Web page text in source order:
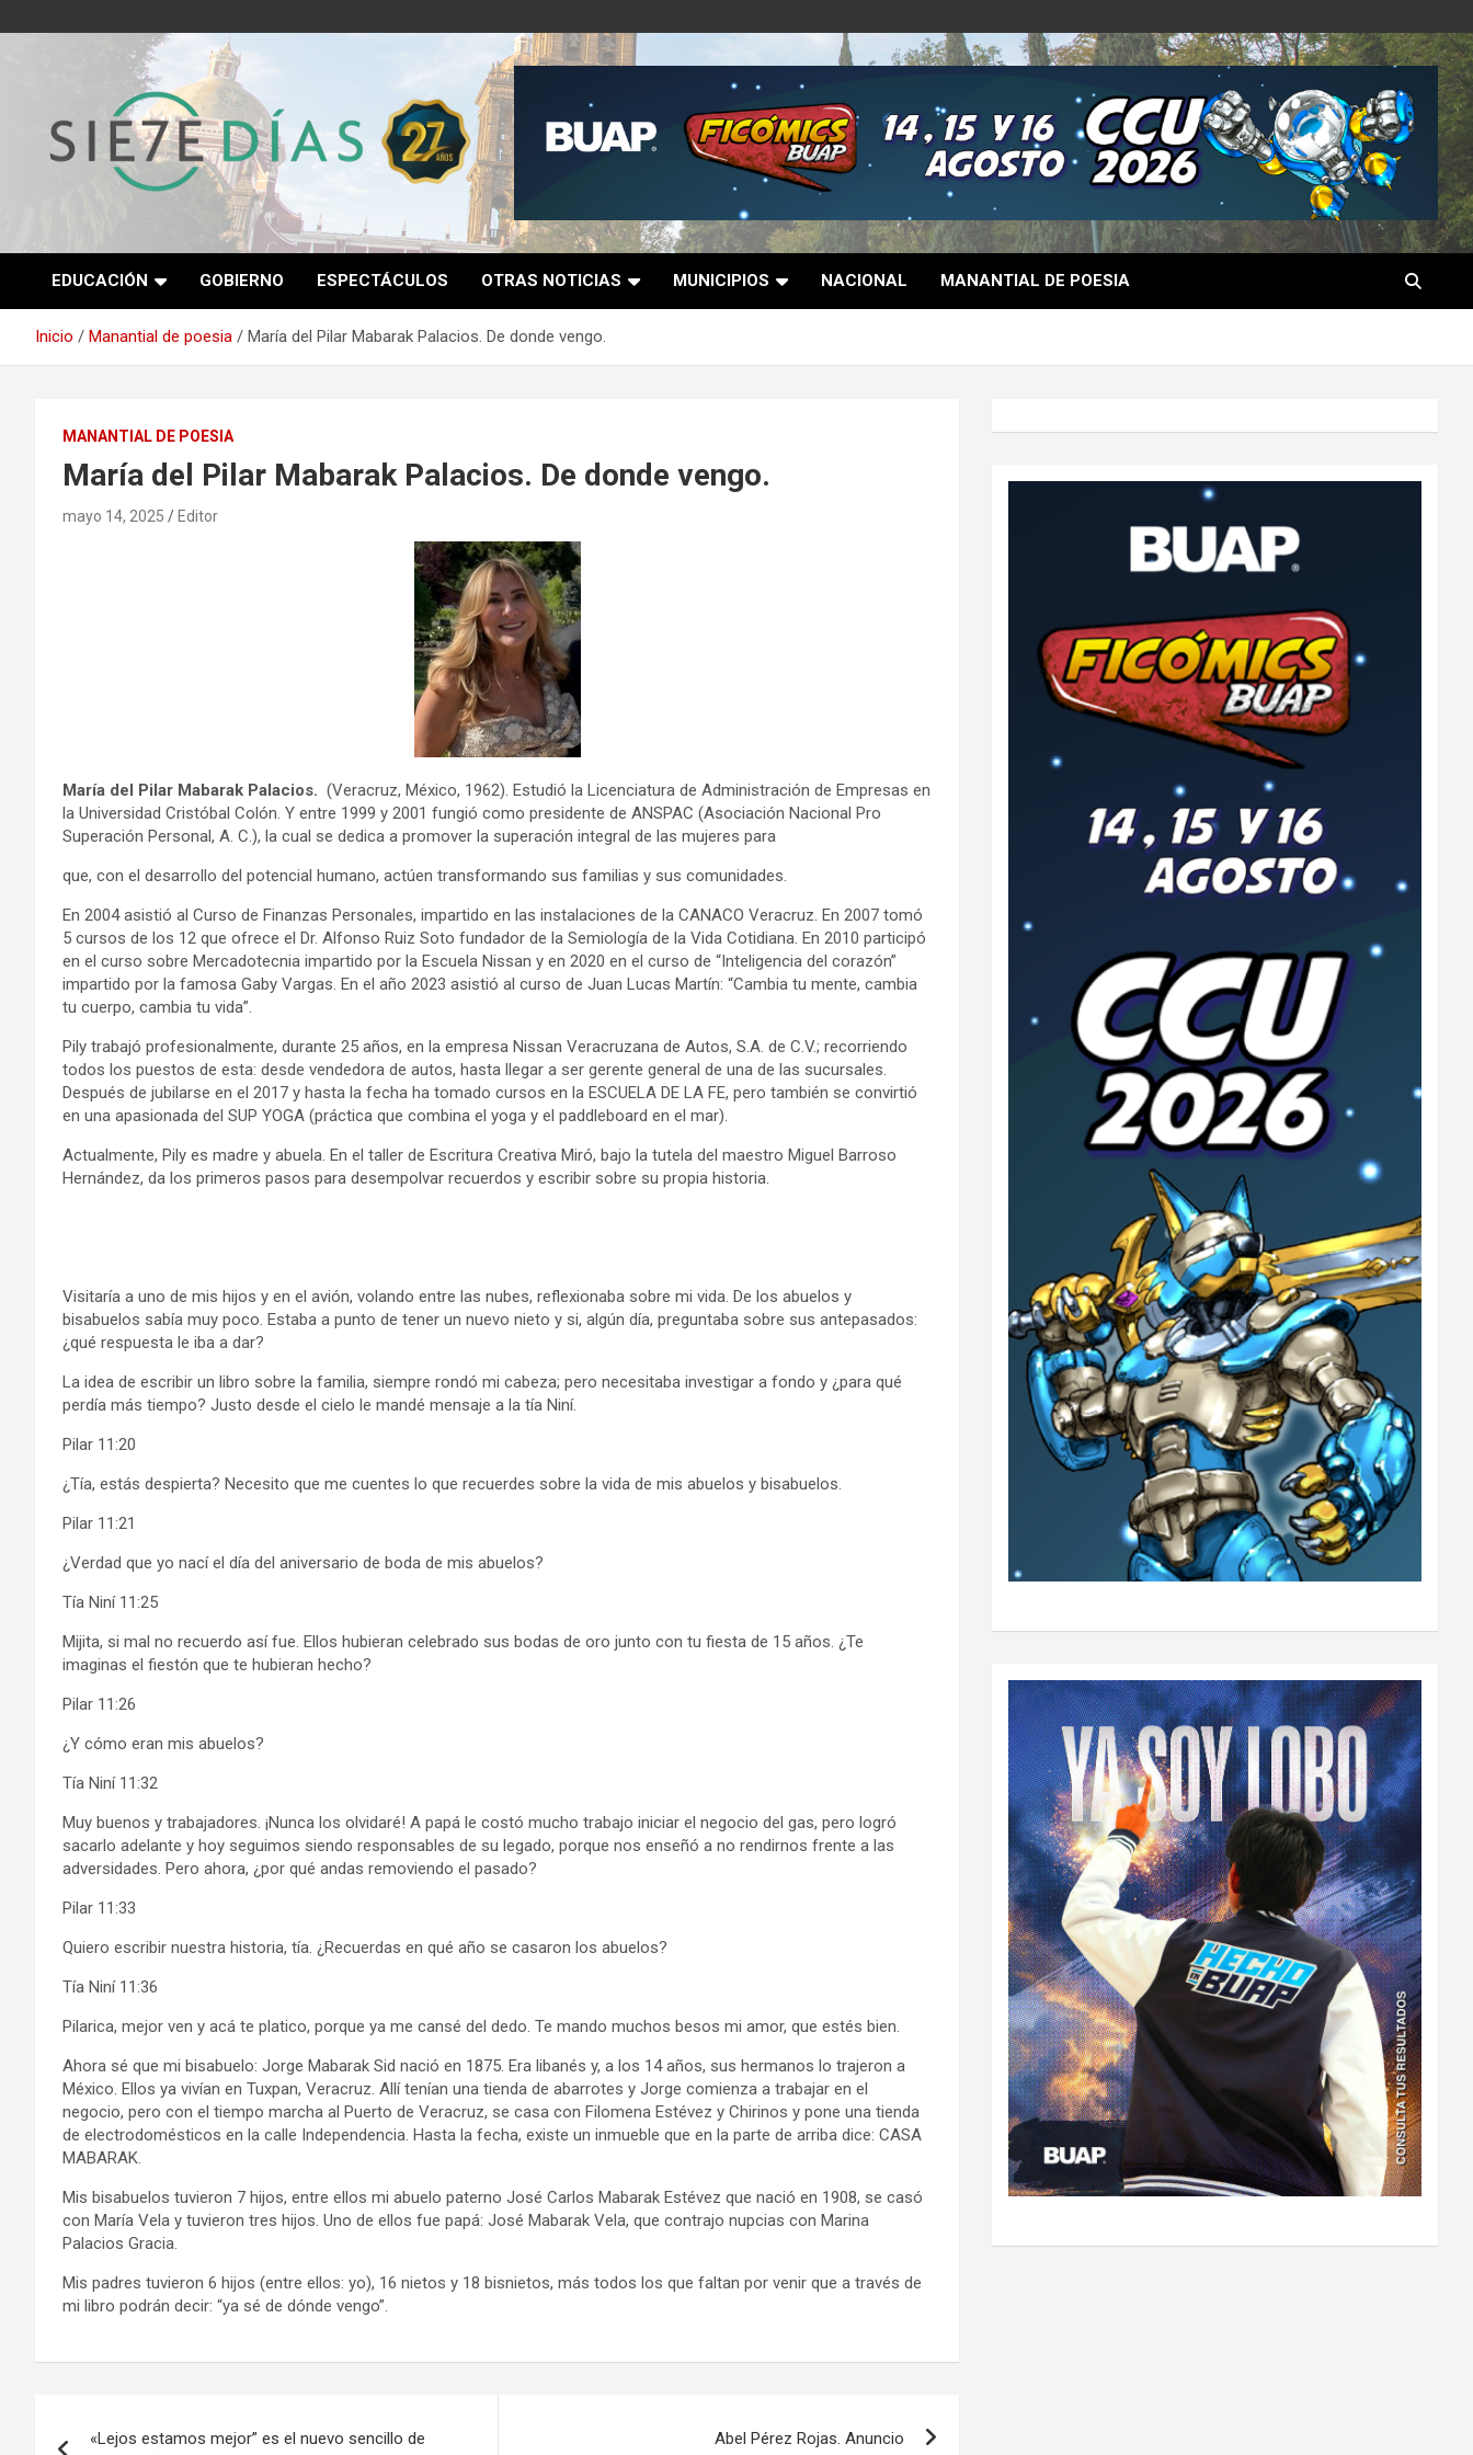
al
Semanario 7 Días
EDUCACIÓN GOBIERNO ESPECTÁCULOS OTRAS NOTICIAS MUNICIPIOS NACIONAL MANANTIAL DE POESIA
Inicio Manantial de poesia María del Pilar Mabarak Palacios. De donde vengo.
MANANTIAL DE POESIA
María del Pilar Mabarak Palacios. De donde vengo.
mayo 14, 2025 Editor
María del Pilar Mabarak Palacios. (Veracruz, México, 1962). Estudió la Licenciatura de Administración de Empresas en
la Universidad Cristóbal Colón. Y entre 1999 y 2001 fungió como presidente de ANSPAC (Asociación Nacional Pro
Superación Personal, A. C.), la cual se dedica a promover la superación integral de las mujeres para
que, con el desarrollo del potencial humano, actúen transformando sus familias y sus comunidades.
En 2004 asistió al Curso de Finanzas Personales, impartido en las instalaciones de la CANACO Veracruz. En 2007 tomó
5 cursos de los 12 que ofrece el Dr. Alfonso Ruiz Soto fundador de la Semiología de la Vida Cotidiana. En 2010 participó
en el curso sobre Mercadotecnia impartido por la Escuela Nissan y en 2020 en el curso de “Inteligencia del corazón”
impartido por la famosa Gaby Vargas. En el año 2023 asistió al curso de Juan Lucas Martín: “Cambia tu mente, cambia
tu cuerpo, cambia tu vida”.
Pily trabajó profesionalmente, durante 25 años, en la empresa Nissan Veracruzana de Autos, S.A. de C.V.; recorriendo
todos los puestos de esta: desde vendedora de autos, hasta llegar a ser gerente general de una de las sucursales.
Después de jubilarse en el 2017 y hasta la fecha ha tomado cursos en la ESCUELA DE LA FE, pero también se convirtió
en una apasionada del SUP YOGA (práctica que combina el yoga y el paddleboard en el mar).
Actualmente, Pily es madre y abuela. En el taller de Escritura Creativa Miró, bajo la tutela del maestro Miguel Barroso
Hernández, da los primeros pasos para desempolvar recuerdos y escribir sobre su propia historia.
Visitaría a uno de mis hijos y en el avión, volando entre las nubes, reflexionaba sobre mi vida. De los abuelos y
bisabuelos sabía muy poco. Estaba a punto de tener un nuevo nieto y si, algún día, preguntaba sobre sus antepasados:
¿qué respuesta le iba a dar?
La idea de escribir un libro sobre la familia, siempre rondó mi cabeza; pero necesitaba investigar a fondo y ¿para qué
perdía más tiempo? Justo desde el cielo le mandé mensaje a la tía Niní.
Pilar 11:20
¿Tía, estás despierta? Necesito que me cuentes lo que recuerdes sobre la vida de mis abuelos y bisabuelos.
Pilar 11:21
¿Verdad que yo nací el día del aniversario de boda de mis abuelos?
Tía Niní 11:25
Mijita, si mal no recuerdo así fue. Ellos hubieran celebrado sus bodas de oro junto con tu fiesta de 15 años. ¿Te
imaginas el fiestón que te hubieran hecho?
Pilar 11:26
¿Y cómo eran mis abuelos?
Tía Niní 11:32
Muy buenos y trabajadores. ¡Nunca los olvidaré! A papá le costó mucho trabajo iniciar el negocio del gas, pero logró
sacarlo adelante y hoy seguimos siendo responsables de su legado, porque nos enseñó a no rendirnos frente a las
adversidades. Pero ahora, ¿por qué andas removiendo el pasado?
Pilar 11:33
Quiero escribir nuestra historia, tía. ¿Recuerdas en qué año se casaron los abuelos?
Tía Niní 11:36
Pilarica, mejor ven y acá te platico, porque ya me cansé del dedo. Te mando muchos besos mi amor, que estés bien.
Ahora sé que mi bisabuelo: Jorge Mabarak Sid nació en 1875. Era libanés y, a los 14 años, sus hermanos lo trajeron a
México. Ellos ya vivían en Tuxpan, Veracruz. Allí tenían una tienda de abarrotes y Jorge comienza a trabajar en el
negocio, pero con el tiempo marcha al Puerto de Veracruz, se casa con Filomena Estévez y Chirinos y pone una tienda
de electrodomésticos en la calle Independencia. Hasta la fecha, existe un inmueble que en la parte de arriba dice: CASA
MABARAK.
Mis bisabuelos tuvieron 7 hijos, entre ellos mi abuelo paterno José Carlos Mabarak Estévez que nació en 1908, se casó
con María Vela y tuvieron tres hijos. Uno de ellos fue papá: José Mabarak Vela, que contrajo nupcias con Marina
Palacios Gracia.
Mis padres tuvieron 6 hijos (entre ellos: yo), 16 nietos y 18 bisnietos, más todos los que faltan por venir que a través de
mi libro podrán decir: “ya sé de dónde vengo”.
«Lejos estamos mejor” es el nuevo sencillo de
Abel Pérez Rojas. Anuncio